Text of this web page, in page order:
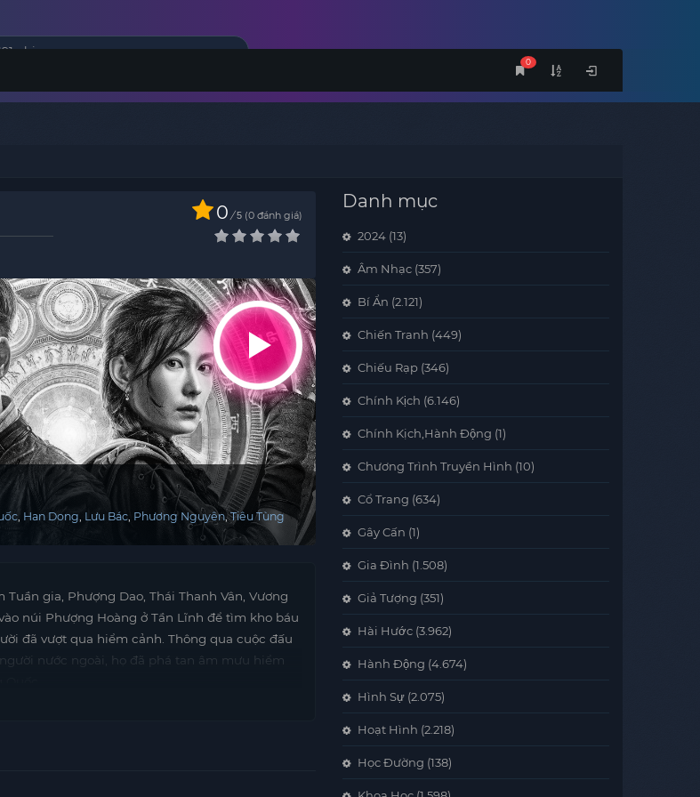
0
0 / 5 0 đánh giá
Han Dong Lưu Bác Phương Nguyên Tiêu Tùng
gia, Phượng Dao, Thái Thanh Vân, Vương
núi Phượng Hoàng ở Tần Lĩnh để tìm kho báu
đã vượt qua hiểm cảnh. Thông qua cuộc đấu
nước ngoài, họ đã phá tan âm mưu hiểm
Danh mục
2024 (13)
Âm Nhạc (357)
Bí Ẩn (2.121)
Chiến Tranh (449)
Chiếu Rạp (346)
Chính Kịch (6.146)
Chính Kịch,Hành Động (1)
Chương Trình Truyền Hình (10)
Cổ Trang (634)
Gây Cấn (1)
Gia Đình (1.508)
Giả Tượng (351)
Hài Hước (3.962)
Hành Động (4.674)
Hình Sự (2.075)
Hoạt Hình (2.218)
Học Đường (138)